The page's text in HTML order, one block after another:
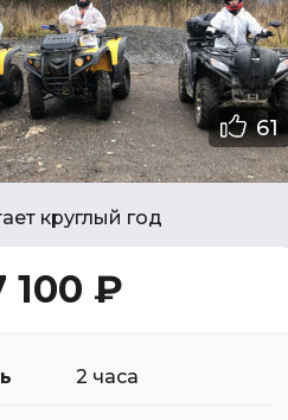
61
круглый год
100 ₽
2 часа